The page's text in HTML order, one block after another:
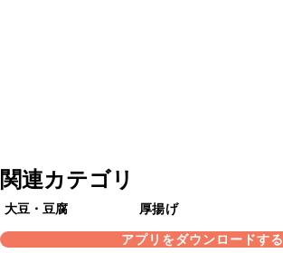
関連カテゴリ
大豆・豆腐
厚揚げ
アプリをダウンロードする